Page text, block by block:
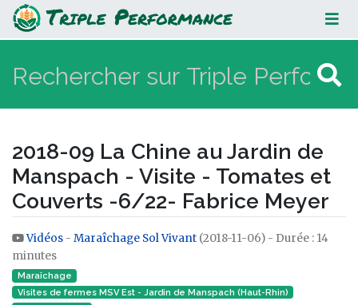
2018-09 La Chine au Jardin de
Manspach - Visite - Tomates et
Couverts -6/22- Fabrice Meyer
2018-09 La Chine au Jardin de
Manspach - Visite - Tomates et
Couverts -6/22- Fabrice Meyer
Aller à :navigation,rechercher
Vidéos - Maraîchage Sol Vivant (2018-11-06) - Durée : 14
minutes
Maraîchage
Visites de fermes MSV Est - Jardin de Manspach (Haut-Rhin)